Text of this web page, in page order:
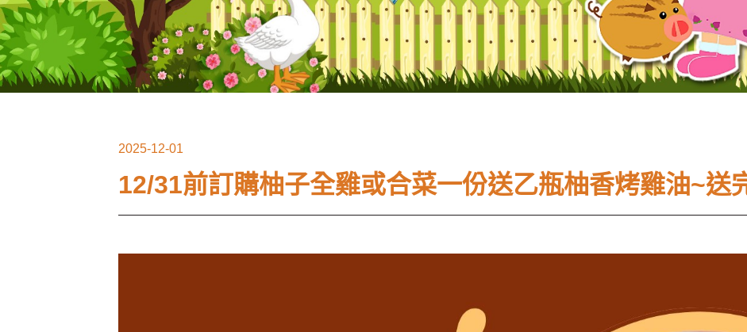
2025-12-01
12/31前訂購柚子全雞或合菜一份送乙瓶柚香烤雞油~送